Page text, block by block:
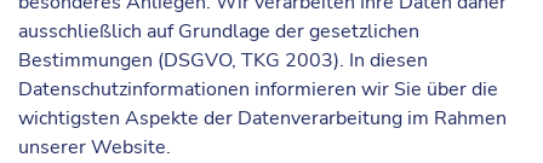
ausschließlich auf Grundlage der gesetzlichen
Bestimmungen (DSGVO, TKG 2003). In diesen
Datenschutzinformationen informieren wir Sie über die
wichtigsten Aspekte der Datenverarbeitung im Rahmen
unserer Website.